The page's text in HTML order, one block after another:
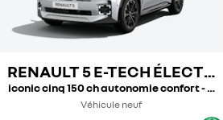
RENAULT 5 E-TECH
iconic cinq 150 ch autonomie confort - 26
Véhicule neuf